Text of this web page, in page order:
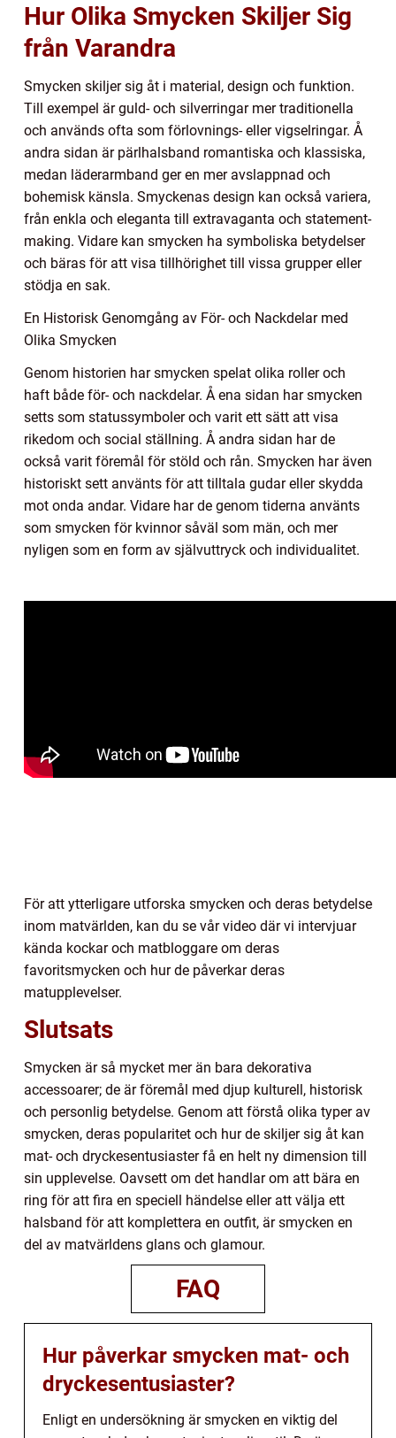
Hur Olika Smycken Skiljer Sig
från Varandra
Smycken skiljer sig åt i material, design och funktion.
Till exempel är guld- och silverringar mer traditionella
och används ofta som förlovnings- eller vigselringar. Å
andra sidan är pärlhalsband romantiska och klassiska,
medan läderarmband ger en mer avslappnad och
bohemisk känsla. Smyckenas design kan också variera,
från enkla och eleganta till extravaganta och statement-
making. Vidare kan smycken ha symboliska betydelser
och bäras för att visa tillhörighet till vissa grupper eller
stödja en sak.
En Historisk Genomgång av För- och Nackdelar med
Olika Smycken
Genom historien har smycken spelat olika roller och
haft både för- och nackdelar. Å ena sidan har smycken
setts som statussymboler och varit ett sätt att visa
rikedom och social ställning. Å andra sidan har de
också varit föremål för stöld och rån. Smycken har även
historiskt sett använts för att tilltala gudar eller skydda
mot onda andar. Vidare har de genom tiderna använts
som smycken för kvinnor såväl som män, och mer
nyligen som en form av självuttryck och individualitet.
För att ytterligare utforska smycken och deras betydelse
inom matvärlden, kan du se vår video där vi intervjuar
kända kockar och matbloggare om deras
favoritsmycken och hur de påverkar deras
matupplevelser.
Slutsats
Smycken är så mycket mer än bara dekorativa
accessoarer; de är föremål med djup kulturell, historisk
och personlig betydelse. Genom att förstå olika typer av
smycken, deras popularitet och hur de skiljer sig åt kan
mat- och dryckesentusiaster få en helt ny dimension till
sin upplevelse. Oavsett om det handlar om att bära en
ring för att fira en speciell händelse eller att välja ett
halsband för att komplettera en outfit, är smycken en
del av matvärldens glans och glamour.
FAQ
Hur påverkar smycken mat- och
dryckesentusiaster?
Enligt en undersökning är smycken en viktig del